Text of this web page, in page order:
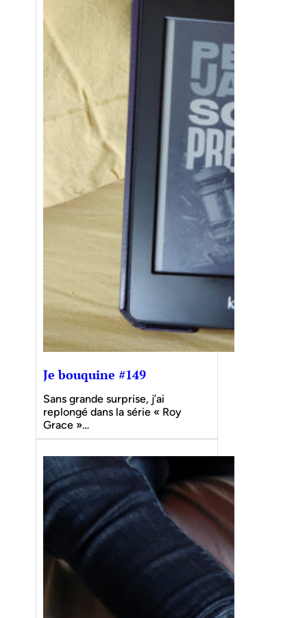
Je bouquine #149
Sans grande surprise, j’ai
replongé dans la série « Roy
Grace »…